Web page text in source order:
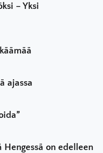
– Yksi
ajassa
Hengessä on edelleen